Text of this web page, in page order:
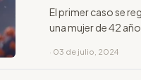
El primer caso se
una mujer de 42
· 03 de julio, 2024